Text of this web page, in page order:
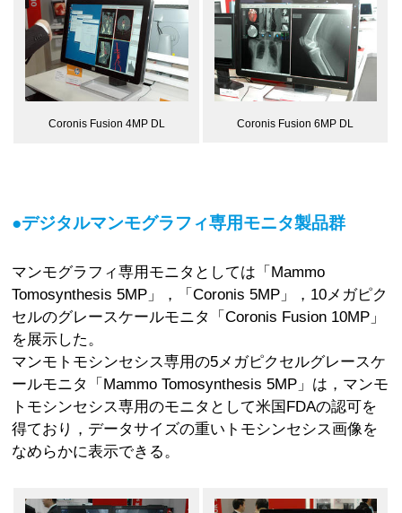
Coronis Fusion 4MP DL Coronis Fusion 6MP DL
●デジタルマンモグラフィ専用モニタ製品群
マンモグラフィ専用モニタとしては「Mammo
Tomosynthesis 5MP」，「Coronis 5MP」，10メガピク
セルのグレースケールモニタ「Coronis Fusion 10MP」
を展示した。
マンモトモシンセシス専用の5メガピクセルグレースケ
ールモニタ「Mammo Tomosynthesis 5MP」は，マンモ
トモシンセシス専用のモニタとして米国FDAの認可を
得ており，データサイズの重いトモシンセシス画像を
なめらかに表示できる。